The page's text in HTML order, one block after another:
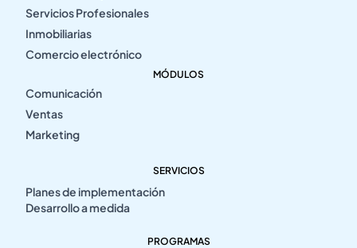
Servicios Profesionales
Inmobiliarias
Comercio electrónico
MÓDULOS
Comunicación
Ventas
Marketing
SERVICIOS
Planes de implementación
Desarrollo a medida
PROGRAMAS